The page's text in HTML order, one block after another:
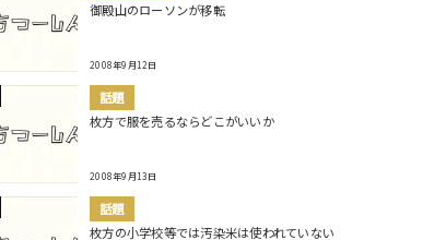
御殿山のローソンが移転
2008年9月12日
話題
枚方で服を売るならどこがいいか
2008年9月13日
話題
枚方の小学校等では汚染米は使われていない